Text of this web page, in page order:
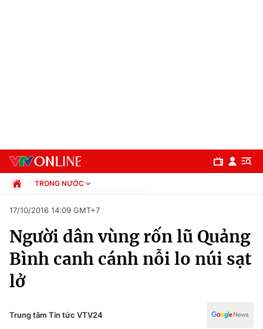
Chuyên mục
Chính trị
TRONG NƯỚC
Xã hội
Pháp luật
Thể thao
17/10/2016 14:09 GMT+7
Người dân vùng rốn lũ Quảng
Bình canh cánh nỗi lo núi sạt
lở
Trung tâm Tin tức VTV24